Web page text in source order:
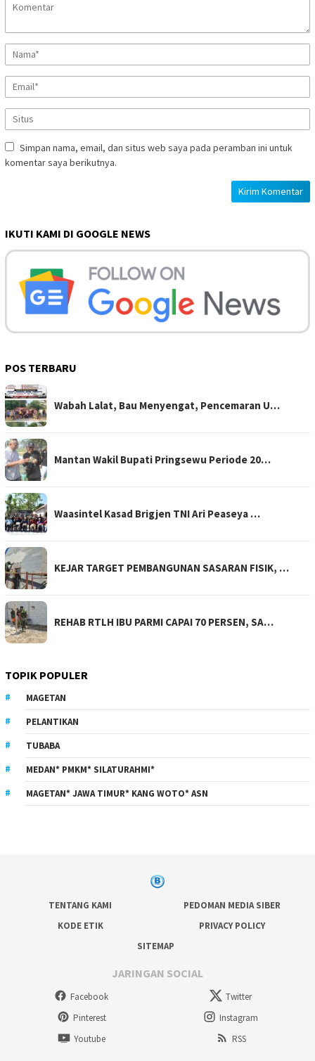
Simpan nama, email, dan situs web saya pada peramban ini untuk
komentar saya berikutnya.
IKUTI KAMI DI GOOGLE NEWS
POS TERBARU
Wabah Lalat, Bau Menyengat, Pencemaran U…
Mantan Wakil Bupati Pringsewu Periode 20…
Waasintel Kasad Brigjen TNI Ari Peaseya …
KEJAR TARGET PEMBANGUNAN SASARAN FISIK, …
REHAB RTLH IBU PARMI CAPAI 70 PERSEN, SA…
TOPIK POPULER
MAGETAN
PELANTIKAN
TUBABA
MEDAN* PMKM* SILATURAHMI*
MAGETAN* JAWA TIMUR* KANG WOTO* ASN
TENTANG KAMI
PEDOMAN MEDIA SIBER
KODE ETIK
PRIVACY POLICY
SITEMAP
JARINGAN SOCIAL
Facebook
Twitter
Pinterest
Instagram
Youtube
RSS